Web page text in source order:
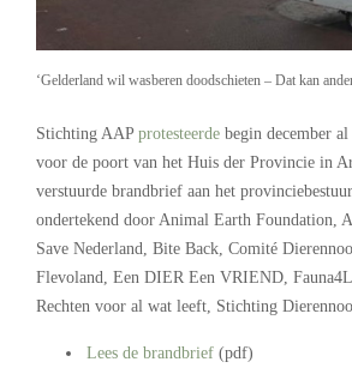
‘Gelderland wil wasberen doodschieten – Dat kan
Stichting AAP protesteerde begin december
voor de poort van het Huis der Provincie in
verstuurde brandbrief aan het
ondertekend door Animal Earth Foundation,
Save Nederland, Bite Back, Comité
Flevoland, Een DIER Een VRIEND,
Rechten voor al wat leeft, Stichting
Lees de brandbrief (pdf)